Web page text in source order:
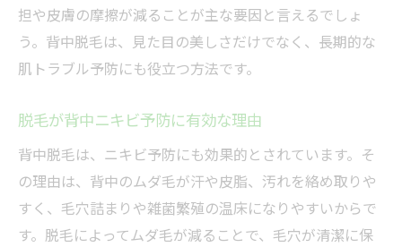
担や皮膚の摩擦が減ることが主な要因と言えるでしょ
う。背中脱毛は、見た目の美しさだけでなく、長期的な
肌トラブル予防にも役立つ方法です。
脱毛が背中ニキビ予防に有効な理由
背中脱毛は、ニキビ予防にも効果的とされています。そ
の理由は、背中のムダ毛が汗や皮脂、汚れを絡め取りや
すく、毛穴詰まりや雑菌繁殖の温床になりやすいからで
す。脱毛によってムダ毛が減ることで、毛穴が清潔に保